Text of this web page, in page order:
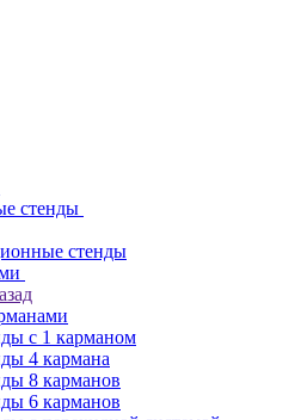
стенды
стенды
с 1 карманом
4 кармана
8 карманов
6 карманов